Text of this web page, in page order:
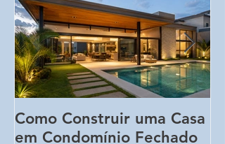
Como Construir uma Casa
em Condomínio Fechado